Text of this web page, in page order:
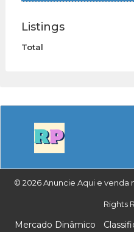
Listings
Total
© 2026 Anuncie Aqui e venda
Rights
Mercado Dinâmico